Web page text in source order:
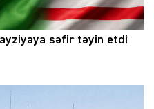
səfir təyin etdi